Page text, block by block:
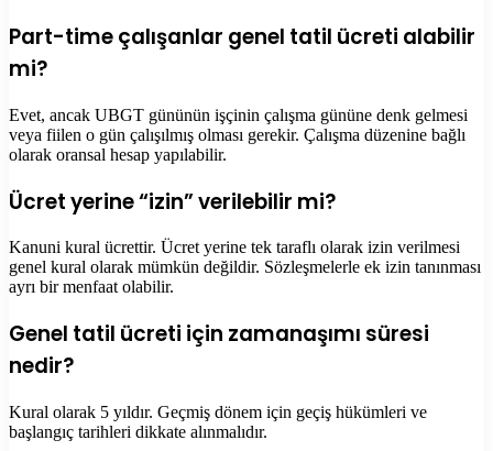
Part-time çalışanlar genel tatil ücreti alabilir
mi?
Evet, ancak UBGT gününün işçinin çalışma gününe denk gelmesi
veya fiilen o gün çalışılmış olması gerekir. Çalışma düzenine bağlı
olarak oransal hesap yapılabilir.
Ücret yerine “izin” verilebilir mi?
Kanuni kural ücrettir. Ücret yerine tek taraflı olarak izin verilmesi
genel kural olarak mümkün değildir. Sözleşmelerle ek izin tanınması
ayrı bir menfaat olabilir.
Genel tatil ücreti için zamanaşımı süresi
nedir?
Kural olarak 5 yıldır. Geçmiş dönem için geçiş hükümleri ve
başlangıç tarihleri dikkate alınmalıdır.